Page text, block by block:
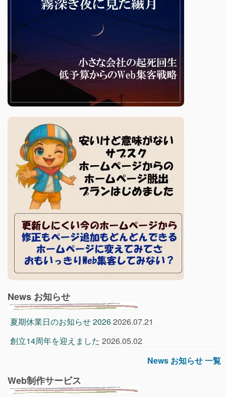
News お知らせ
夏期休業日のお知らせ 20262026.07.21
創立14周年を迎えました 2026.05.02
News お知らせ 一覧
Web制作サービス